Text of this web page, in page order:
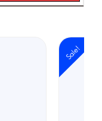
Sale!